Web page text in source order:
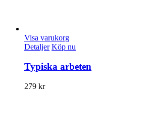
Visa varukorg
Detaljer Köp nu
Typiska arbeten
279 kr